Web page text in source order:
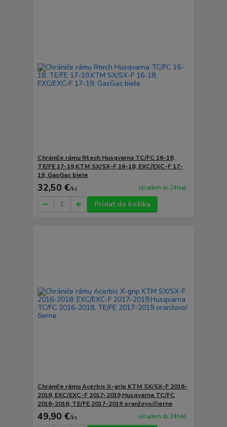
Chrániče rámu Rtech Husqvarna TC/FC 16-18,
TE/FE 17-19,KTM SX/SX-F 16-18, EXC/EXC-F 17-
19, GasGas biele
32,50 €/ks skladom do 24hod.
Pridať do košíka
Chrániče rámu Acerbis X-grip KTM SX/SX-F 2016-
2018, EXC/EXC-F 2017-2019,Husqvarna TC/FC
2016-2018, TE/FE 2017-2019 oranžovo/čierne
49,90 €/ks skladom do 24hod.